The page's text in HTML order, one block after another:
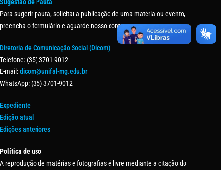
Sugestão de Pauta
Para sugerir pauta, solicitar a publicação de uma matéria ou evento,
preencha o formulário e aguarde nosso contato.
Diretoria de Comunicação Social (Dicom)
Telefone: (35) 3701-9012
E-mail:dicom@unifal-mg.edu.br
WhatsApp: (35) 3701-9012
Expediente
Edição atual
Edições anteriores
Política de uso
A reprodução de matérias e fotografias é livre mediante a citação do